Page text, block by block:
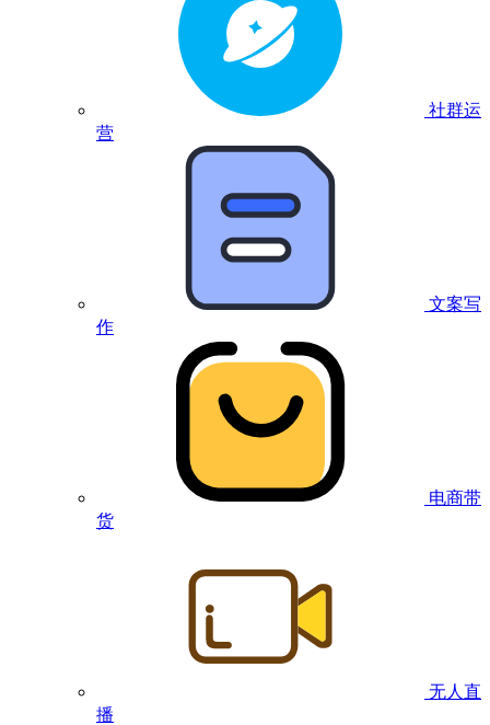
社群运
营
文案写
作
电商带
货
无人直
播